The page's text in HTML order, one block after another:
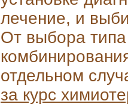
лечение, и
От выбора
отдельном
за курс